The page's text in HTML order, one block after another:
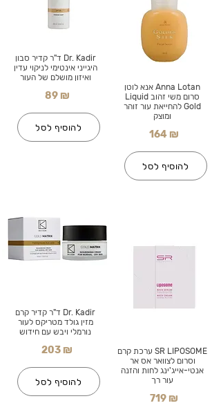
Dr. Kadir ד"ר קדיר סבון
היגייני אינטימי לניקוי עדין
ואיזון מושלם של העור
89 ₪
להוסיף לסל
Dr. Kadir ד"ר קדיר קרם
מזין גולד מטריקס לעור
נורמלי ויבש עם חידוש
203 ₪
להוסיף לסל
Anna Lotan אנא לוטן
סרום משי זהוב Liquid
Gold להחייאת עור זוהר
ומוצק
164 ₪
להוסיף לסל
SR LIPOSOME ערכת קרם
וסרום לצוואר אס אר
אנטי-אייג'ינג לחות והזנה
עור רך
719 ₪